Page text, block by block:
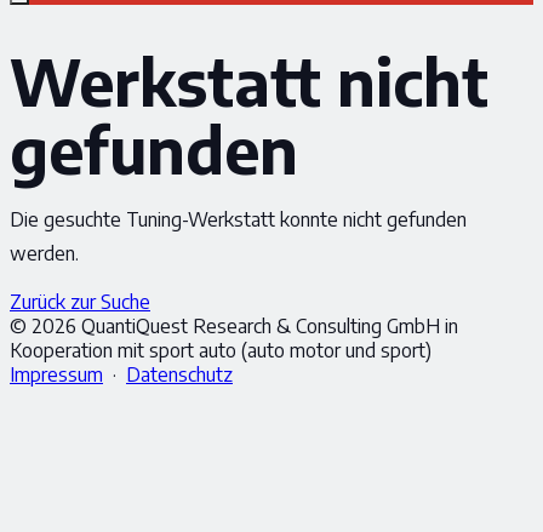
Werkstatt nicht
gefunden
Die gesuchte Tuning-Werkstatt konnte nicht gefunden
werden.
Zurück zur Suche
© 2026 QuantiQuest Research & Consulting GmbH in
Kooperation mit sport auto (auto motor und sport)
Impressum · Datenschutz